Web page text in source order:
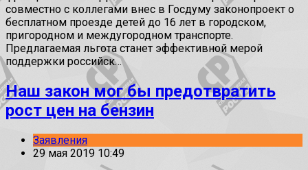
совместно с коллегами внес в Госдуму законопроект о
бесплатном проезде детей до 16 лет в городском,
пригородном и междугородном транспорте.
Предлагаемая льгота станет эффективной мерой
поддержки российск…
Наш закон мог бы предотвратить
рост цен на бензин
Заявления
29 мая 2019 10:49